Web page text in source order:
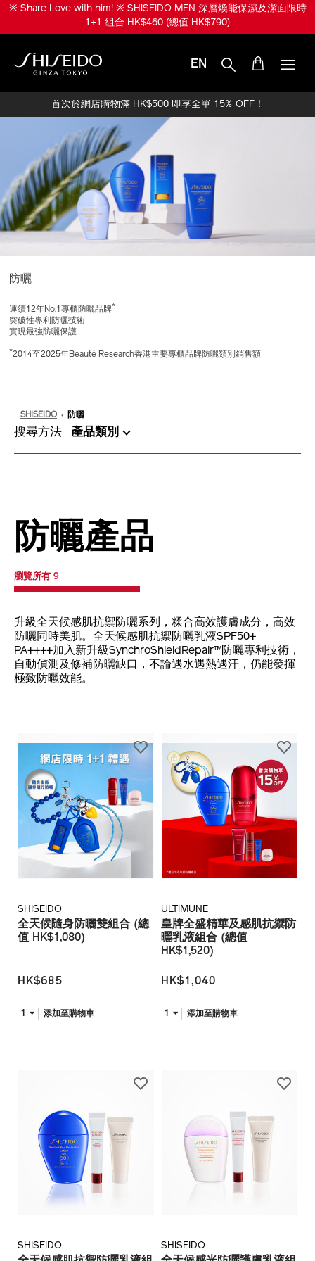
※ Share Love with him! ※ SHISEIDO MEN 深層煥能保濕及潔面限時
1+1 組合 HK$460 (總值 HK$790)
EN
首次於網店購物滿 HK$500 即享全單 15% OFF！
防曬
連續12年No.1專櫃防曬品牌*
突破性專利防曬技術
實現最強防曬保護
*2014至2025年Beauté Research香港主要專櫃品牌防曬類別銷售額
SHISEIDO 防曬
搜尋方法 產品類別
防曬產品
瀏覽所有 9
升級全天候感肌抗禦防曬系列，糅合高效護膚成分，高效
防曬同時美肌。全天候感肌抗禦防曬乳液SPF50+
PA++++加入新升級SynchroShieldRepair™防曬專利技術，
自動偵測及修補防曬缺口，不論遇水遇熱遇汗，仍能發揮
極致防曬效能。
SHISEIDO
全天候隨身防曬雙組合 (總
值 HK$1,080)
HK$685
1 添加至購物車
ULTIMUNE
皇牌全盛精華及感肌抗禦防
曬乳液組合 (總值
HK$1,520)
HK$1,040
1 添加至購物車
SHISEIDO SHISEIDO